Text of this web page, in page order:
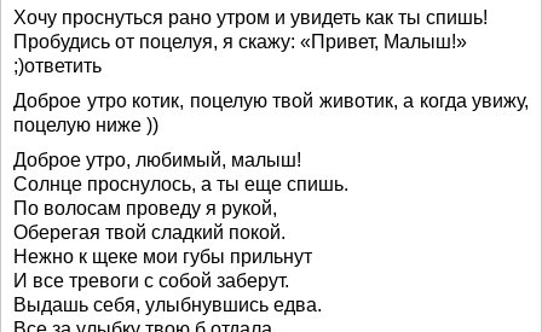
Хочу проснуться рано утром и увидеть как ты спишь!
Пробудись от поцелуя, я скажу: «Привет, Малыш!»
;)ответить
Доброе утро котик, поцелую твой животик, а когда увижу,
поцелую ниже ))
Доброе утро, любимый, малыш!
Солнце проснулось, а ты еще спишь.
По волосам проведу я рукой,
Оберегая твой сладкий покой.
Нежно к щеке мои губы прильнут
И все тревоги с собой заберут.
Выдашь себя, улыбнувшись едва.